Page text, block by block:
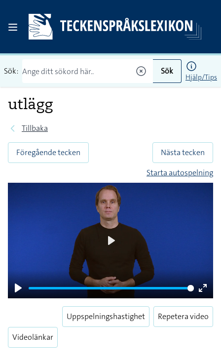
Sök: Sök
Hjälp/Tips
utlägg
Tillbaka
Föregående tecken
Nästa tecken
Starta autospelning
Play
Enter
Videolänkar
Uppspelningshastighet Repetera video